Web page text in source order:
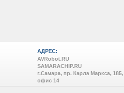
АДРЕС:
AVRobot.RU
SAMARACHIP.RU
г.Самара, пр. Карла Маркса, 185,
офис 14